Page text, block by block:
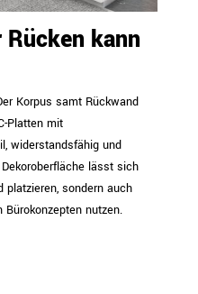
kann
Korpus samt Rückwand
Platten mit
widerstandsfähig und
lässt sich
platzieren, sondern auch
nutzen.